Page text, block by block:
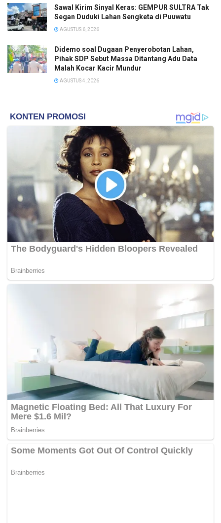
Sawal Kirim Sinyal Keras: GEMPUR SULTRA Tak
Segan Duduki Lahan Sengketa di Puuwatu
AGUSTUS 6, 2026
Didemo soal Dugaan Penyerobotan Lahan,
Pihak SDP Sebut Massa Ditantang Adu Data
Malah Kocar Kacir Mundur
AGUSTUS 4, 2026